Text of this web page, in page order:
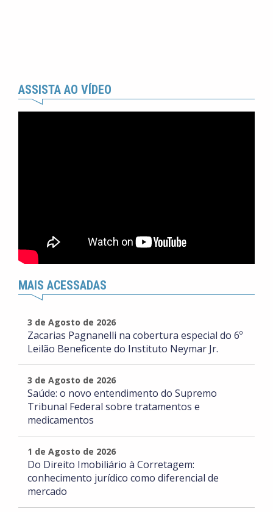
ASSISTA AO VÍDEO
MAIS ACESSADAS
3 de Agosto de 2026
Zacarias Pagnanelli na cobertura especial do 6º
Leilão Beneficente do Instituto Neymar Jr.
3 de Agosto de 2026
Saúde: o novo entendimento do Supremo
Tribunal Federal sobre tratamentos e
medicamentos
1 de Agosto de 2026
Do Direito Imobiliário à Corretagem:
conhecimento jurídico como diferencial de
mercado